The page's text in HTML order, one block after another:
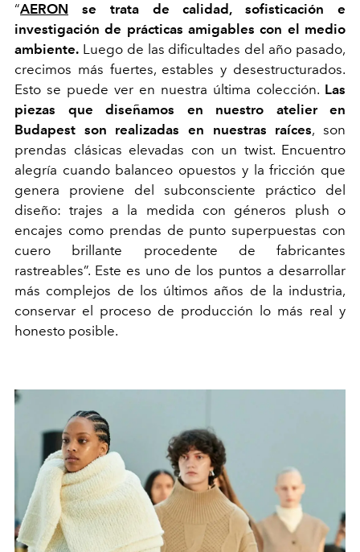
“AERON se trata de calidad, sofisticación e
investigación de prácticas amigables con el medio
ambiente. Luego de las dificultades del año pasado,
crecimos más fuertes, estables y desestructurados.
Esto se puede ver en nuestra última colección. Las
piezas que diseñamos en nuestro atelier en
Budapest son realizadas en nuestras raíces, son
prendas clásicas elevadas con un twist. Encuentro
alegría cuando balanceo opuestos y la fricción que
genera proviene del subconsciente práctico del
diseño: trajes a la medida con géneros plush o
encajes como prendas de punto superpuestas con
cuero brillante procedente de fabricantes
rastreables”. Este es uno de los puntos a desarrollar
más complejos de los últimos años de la industria,
conservar el proceso de producción lo más real y
honesto posible.